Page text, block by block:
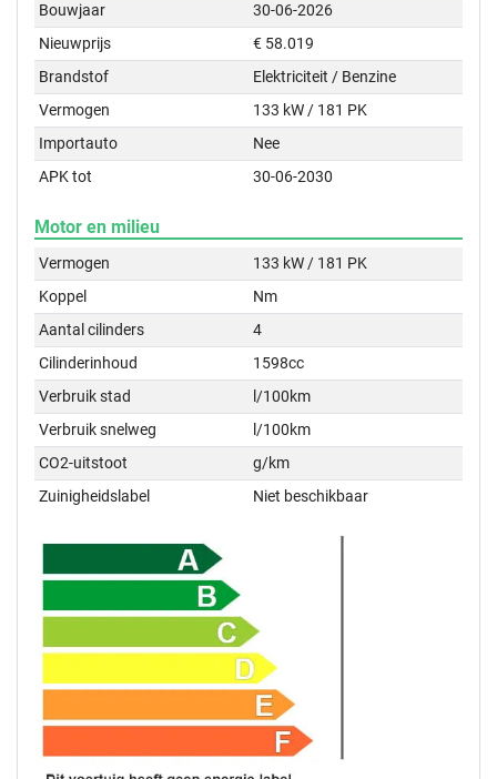
Bouwjaar
30-06-2026
Nieuwprijs
€ 58.019
Brandstof
Elektriciteit / Benzine
Vermogen
133 kW / 181 PK
Importauto
Nee
APK tot
30-06-2030
Motor en milieu
Vermogen
133 kW / 181 PK
Koppel
Nm
Aantal cilinders
4
Cilinderinhoud
1598cc
Verbruik stad
l/100km
Verbruik snelweg
l/100km
CO2-uitstoot
g/km
Zuinigheidslabel
Niet beschikbaar